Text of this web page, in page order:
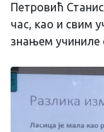
Петровић
час, као и свим
знањем учиниле